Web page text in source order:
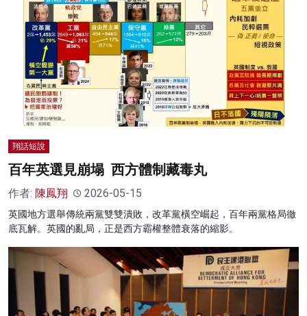
翔話短說
百年英選見崩塌 西方體制藏毒丸
作者: 陳鳳翔 2026-05-15
英國地方選舉傳統兩黨雙雙潰敗，改革黨橫空崛起，百年兩黨格局徹
底瓦解。英國的亂局，正是西方霸權整體衰落的縮影。